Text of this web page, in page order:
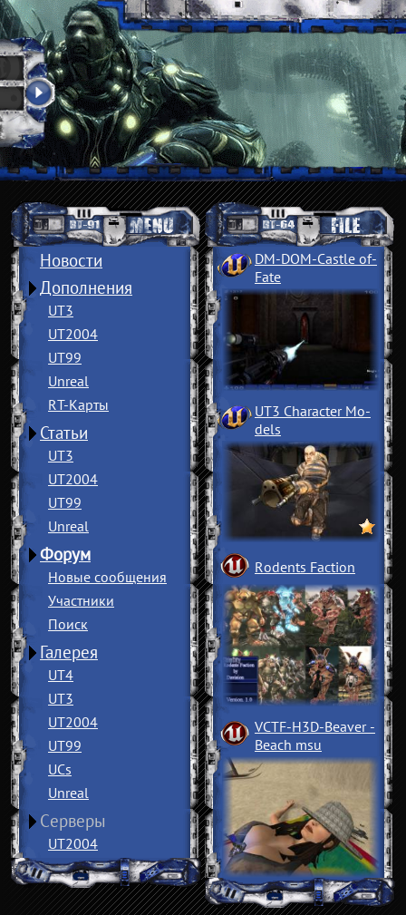
Новости
Дополнения
UT3
UT2004
UT99
Unreal
RT-Карты
Статьи
UT3
UT2004
UT99
Unreal
Форум
Новые сообщения
Участники
Поиск
Галерея
UT4
UT3
UT2004
UT99
UCs
Unreal
Серверы
UT2004
DM-DOM-Castle of­
Fate
UT3 Character Mo­
dels
Rodents Faction
VCTF-H3D-Beaver ­
Beach msu